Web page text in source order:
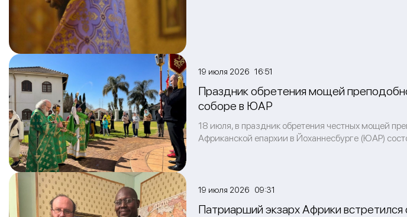
19 июля 2026 16:51
Праздник обретения мощей
соборе в ЮАР
18 июля, в праздник обретения честных мощей
Африканской епархии в Йоханнесбурге (ЮАР)
19 июля 2026 09:31
Патриарший экзарх Африки